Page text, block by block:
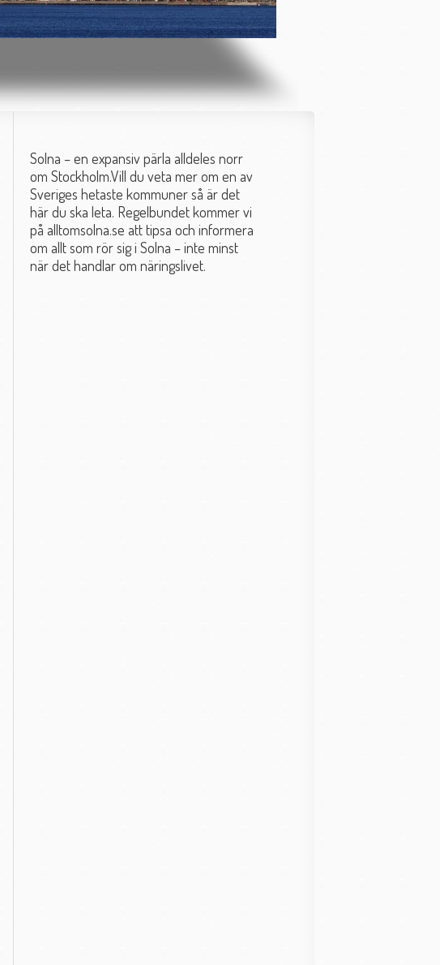
Solna – en expansiv pärla alldeles norr
om Stockholm.Vill du veta mer om en av
Sveriges hetaste kommuner så är det
här du ska leta. Regelbundet kommer vi
på alltomsolna.se att tipsa och informera
om allt som rör sig i Solna – inte minst
när det handlar om näringslivet.